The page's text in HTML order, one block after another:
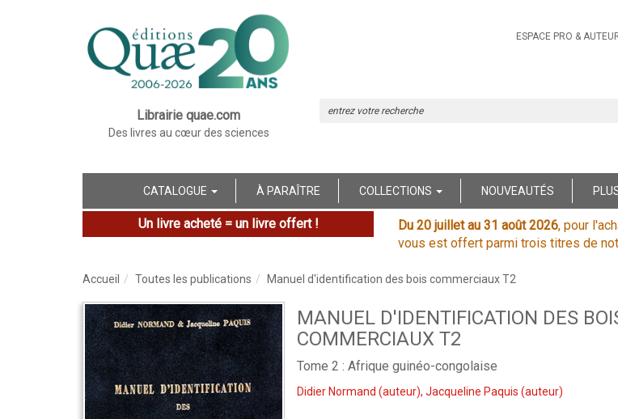
Librairie quae.com
Des livres au cœur des sciences
ESPACE PRO &
CATALOGUE À PARAÎTRE COLLECTIONS NOUVEAUTÉS
Un livre acheté = un livre offert ! Du 20 juillet au 31 août 2026, pour
vous est offert parmi trois titres de
Accueil Toutes les publications Manuel d'identification des bois commerciaux T2
MANUEL D'IDENTIFICATION DES
COMMERCIAUX T2
Tome 2 : Afrique guinéo-congolaise
Didier Normand (auteur), Jacqueline Paquis (auteur)